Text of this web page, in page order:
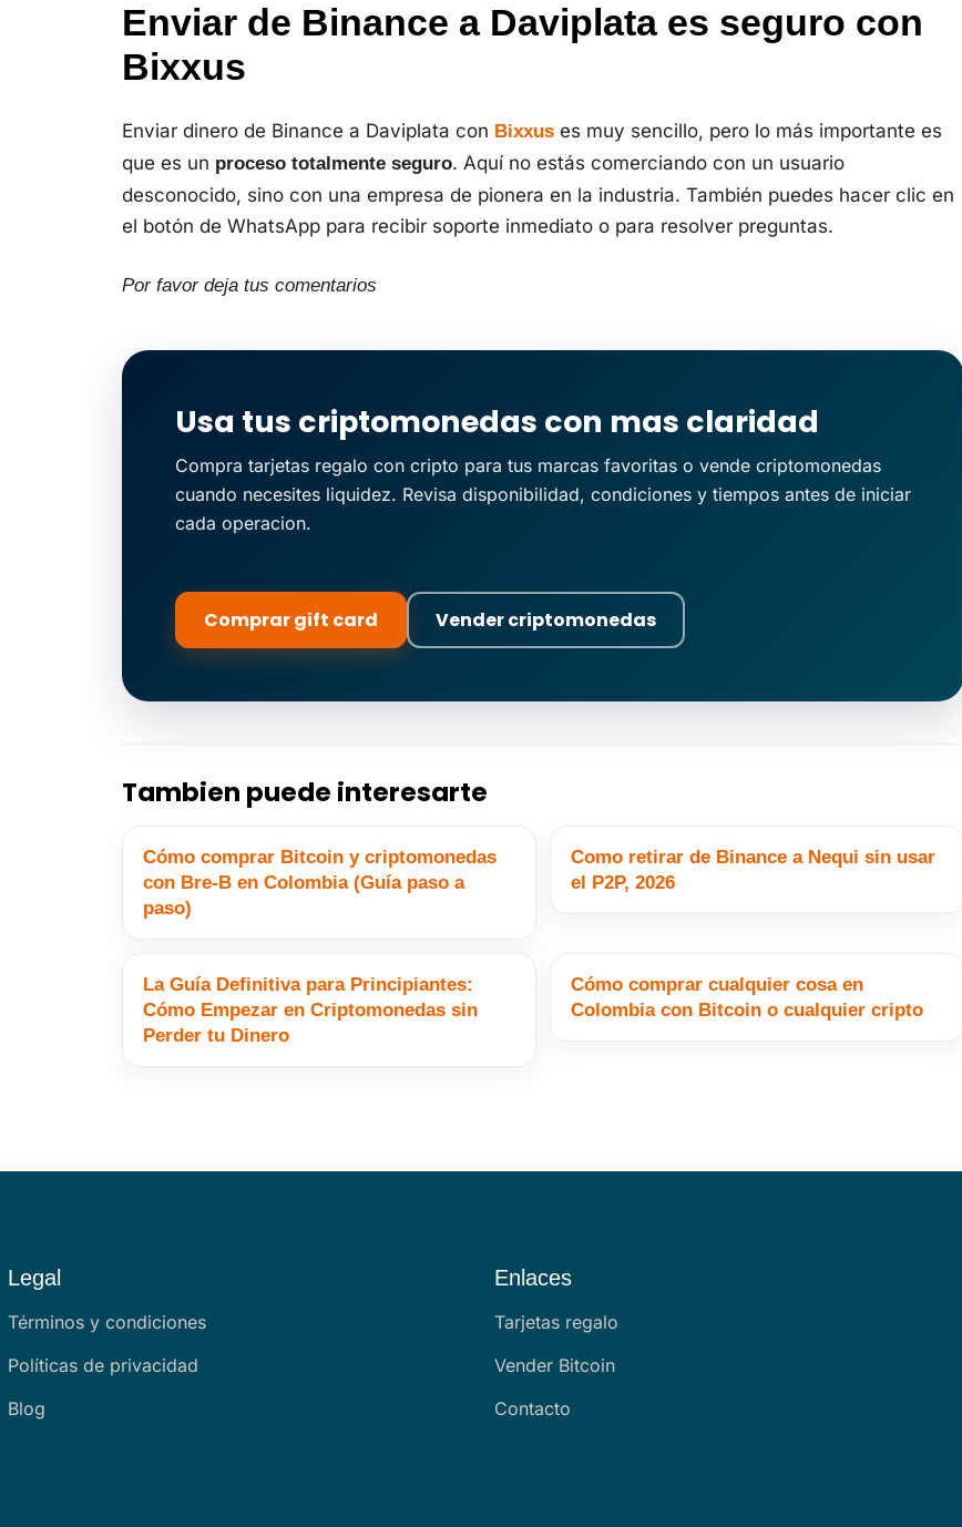
Enviar de Binance a Daviplata es seguro con
Bixxus
Enviar dinero de Binance a Daviplata con Bixxus es muy sencillo, pero lo más importante es
que es un proceso totalmente seguro. Aquí no estás comerciando con un usuario
desconocido, sino con una empresa de pionera en la industria. También puedes hacer clic en
el botón de WhatsApp para recibir soporte inmediato o para resolver preguntas.
Por favor deja tus comentarios
Usa tus criptomonedas con mas claridad
Compra tarjetas regalo con cripto para tus marcas favoritas o vende criptomonedas
cuando necesites liquidez. Revisa disponibilidad, condiciones y tiempos antes de iniciar
cada operacion.
Comprar gift card Vender criptomonedas
Tambien puede interesarte
Cómo comprar Bitcoin y criptomonedas
con Bre-B en Colombia (Guía paso a
paso)
Como retirar de Binance a Nequi sin usar
el P2P, 2026
La Guía Definitiva para Principiantes:
Cómo Empezar en Criptomonedas sin
Perder tu Dinero
Cómo comprar cualquier cosa en
Colombia con Bitcoin o cualquier cripto
Legal
Términos y condiciones
Políticas de privacidad
Blog
Enlaces
Tarjetas regalo
Vender Bitcoin
Contacto